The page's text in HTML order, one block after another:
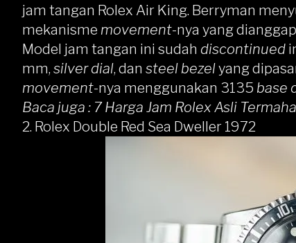
jam tangan Rolex Air King. Berryman
mekanisme movement-nya yang
Model jam tangan ini sudah discontinued
mm, silver dial, dan steel bezelyang
movement-nya menggunakan 3135 base
Baca juga : 7 Harga Jam Rolex Asli
2. Rolex Double Red Sea Dweller 1972